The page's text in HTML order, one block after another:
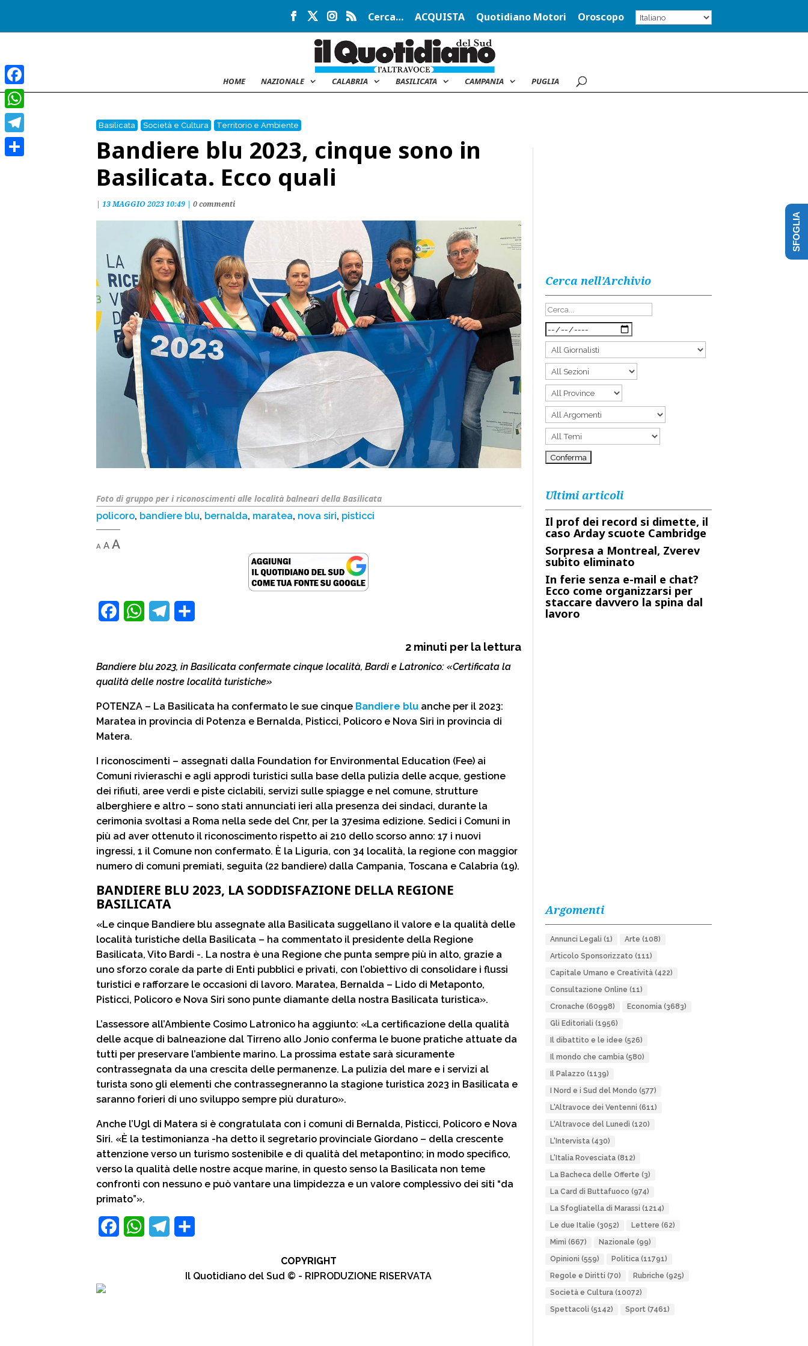
Cerca… ACQUISTA Quotidiano Motori Oroscopo
HOME NAZIONALE CALABRIA BASILICATA CAMPANIA PUGLIA
Basilicata Società e Cultura Territorio e Ambiente
Bandiere blu 2023, cinque sono in
Basilicata. Ecco quali
| 13 MAGGIO 2023 10:49 | 0 commenti
Foto di gruppo per i riconoscimenti alle località balneari della Basilicata
policoro, bandiere blu, bernalda, maratea, nova siri, pisticci
A
Decrease
font
A Reset
font
AIncrease
e
o
o
W
t
e
r
d
v
i
2minuti per la lettura
Bandiere blu 2023, in Basilicata confermate cinque località, Bardi e Latronico: «Certificata la
qualità delle nostre località turistiche»
POTENZA – La Basilicata ha confermato le sue cinque Bandiere blu anche per il 2023:
Maratea in provincia di Potenza e Bernalda, Pisticci, Policoro e Nova Siri in provincia di
Matera.
I riconoscimenti – assegnati dalla Foundation for Environmental Education (Fee) ai
Comuni rivieraschi e agli approdi turistici sulla base della pulizia delle acque, gestione
dei rifiuti, aree verdi e piste ciclabili, servizi sulle spiagge e nel comune, strutture
alberghiere e altro – sono stati annunciati ieri alla presenza dei sindaci, durante la
cerimonia svoltasi a Roma nella sede del Cnr, per la 37esima edizione. Sedici i Comuni in
più ad aver ottenuto il riconoscimento rispetto ai 210 dello scorso anno: 17 i nuovi
ingressi, 1 il Comune non confermato. È la Liguria, con 34 località, la regione con maggior
numero di comuni premiati, seguita (22 bandiere) dalla Campania, Toscana e Calabria (19).
BANDIERE BLU 2023, LA SODDISFAZIONE DELLA REGIONE
BASILICATA
«Le cinque Bandiere blu assegnate alla Basilicata suggellano il valore e la qualità delle
località turistiche della Basilicata – ha commentato il presidente della Regione
Basilicata, Vito Bardi -. La nostra è una Regione che punta sempre più in alto, grazie a
uno sforzo corale da parte di Enti pubblici e privati, con l’obiettivo di consolidare i flussi
turistici e rafforzare le occasioni di lavoro. Maratea, Bernalda – Lido di Metaponto,
Pisticci, Policoro e Nova Siri sono punte diamante della nostra Basilicata turistica».
L’assessore all’Ambiente Cosimo Latronico ha aggiunto: «La certificazione della qualità
delle acque di balneazione dal Tirreno allo Jonio conferma le buone pratiche attuate da
tutti per preservare l’ambiente marino. La prossima estate sarà sicuramente
contrassegnata da una crescita delle permanenze. La pulizia del mare e i servizi al
turista sono gli elementi che contrassegneranno la stagione turistica 2023 in Basilicata e
saranno forieri di uno sviluppo sempre più duraturo».
Anche l’Ugl di Matera si è congratulata con i comuni di Bernalda, Pisticci, Policoro e Nova
Siri. «È la testimonianza -ha detto il segretario provinciale Giordano – della crescente
attenzione verso un turismo sostenibile e di qualità del metapontino; in modo specifico,
verso la qualità delle nostre acque marine, in questo senso la Basilicata non teme
confronti con nessuno e può vantare una limpidezza e un valore complessivo dei siti “da
primato”».
W
COPYRIGHT
Il Quotidiano del Sud © - RIPRODUZIONE RISERVATA
Cerca nell’Archivio
Ultimi articoli
Il prof dei record si dimette, il
caso Arday scuote Cambridge
Sorpresa a Montreal, Zverev
subito eliminato
In ferie senza e-mail e chat?
Ecco come organizzarsi per
staccare davvero la spina dal
lavoro
Argomenti
Annunci Legali (1) Arte (108)
Articolo Sponsorizzato (111)
Capitale Umano e Creatività(422)
Consultazione Online (11)
Cronache (60998) Economia(3683)
Gli Editoriali (1956)
Il dibattito e le idee (526)
Il mondo che cambia(580)
Il Palazzo (1139)
I Nord e i Sud del Mondo (577)
L'Altravoce dei Ventenni (611)
L'Altravoce del Lunedì (120)
L'Intervista(430)
L'Italia Rovesciata(812)
La Bacheca delle Offerte (3)
La Card di Buttafuoco (974)
La Sfogliatella di Marassi (1214)
Le due Italie (3052) Lettere (62)
Mimì (667) Nazionale (99)
Opinioni (559) Politica(11791)
Regole e Diritti (70) Rubriche (925)
Società e Cultura(10072)
Spettacoli (5142) Sport(7461)
Facebook
WhatsApp
Telegram
SFOGLIA